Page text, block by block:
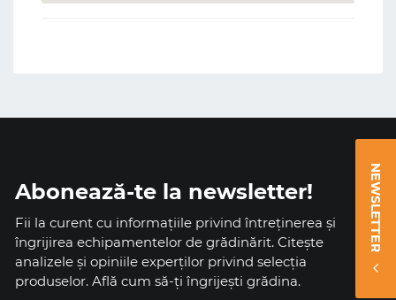
NEWSLETTER
Abonează-te la newsletter!
Fii la curent cu informațiile privind întreținerea și
îngrijirea echipamentelor de grădinărit. Citește
analizele și opiniile experților privind selecția
produselor. Află cum să-ți îngrijești grădina.